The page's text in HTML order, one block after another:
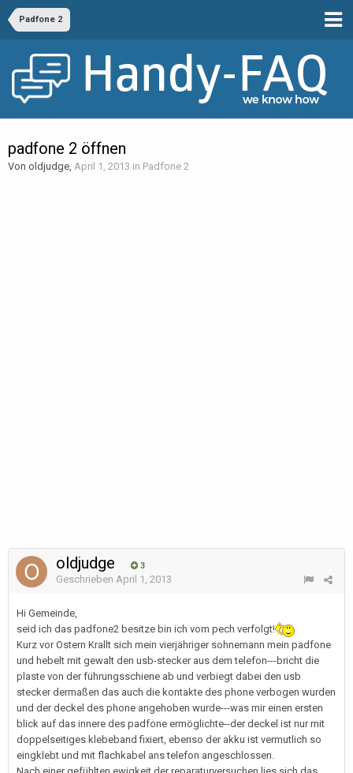
Padfone 2
padfone 2 öffnen
Von oldjudge, April 1, 2013 in Padfone 2
oldjudge 3
Geschrieben April 1, 2013
Hi Gemeinde,
seid ich das padfone2 besitze bin ich vom pech verfolgt!
Kurz vor Ostern Krallt sich mein vierjähriger sohnemann mein padfone
und hebelt mit gewalt den usb-stecker aus dem telefon---bricht die
plaste von der führungsschiene ab und verbiegt dabei den usb
stecker dermaßen das auch die kontakte des phone verbogen wurden
und der deckel des phone angehoben wurde---was mir einen ersten
blick auf das innere des padfone ermöglichte--der deckel ist nur mit
doppelseitiges klebeband fixiert, ebenso der akku ist vermutlich so
eingklebt und mit flachkabel ans telefon angeschlossen.